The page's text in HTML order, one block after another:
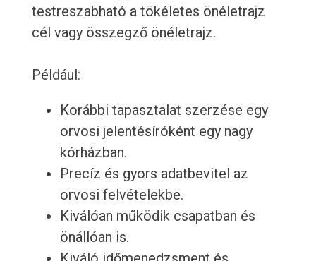
testreszabható a tökéletes önéletrajz
cél vagy összegző önéletrajz.
Például:
Korábbi tapasztalat szerzése egy
orvosi jelentésíróként egy nagy
kórházban.
Precíz és gyors adatbevitel az
orvosi felvételekbe.
Kiválóan működik csapatban és
önállóan is.